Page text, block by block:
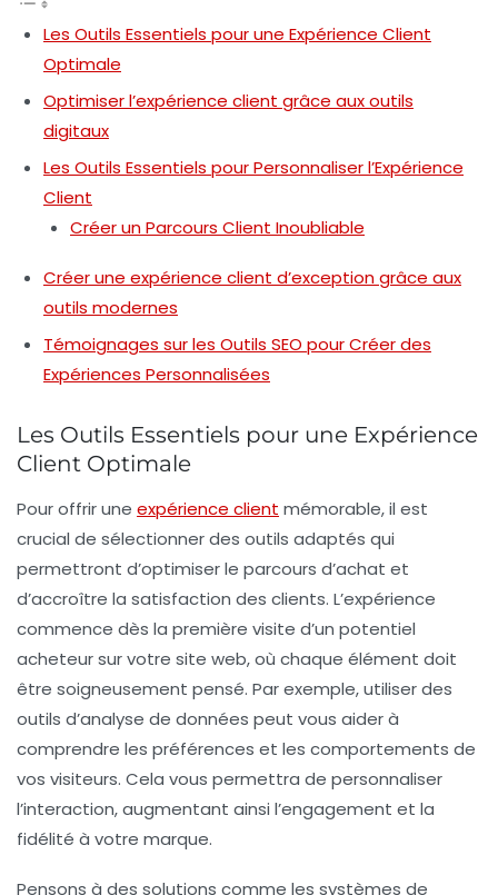
Les Outils Essentiels pour une Expérience Client
Optimale
Optimiser l’expérience client grâce aux outils
digitaux
Les Outils Essentiels pour Personnaliser l’Expérience
Client
Créer un Parcours Client Inoubliable
Créer une expérience client d’exception grâce aux
outils modernes
Témoignages sur les Outils SEO pour Créer des
Expériences Personnalisées
Les Outils Essentiels pour une Expérience
Client Optimale
Pour offrir une expérience client mémorable, il est
crucial de sélectionner des outils adaptés qui
permettront d’optimiser le parcours d’achat et
d’accroître la satisfaction des clients. L’expérience
commence dès la première visite d’un potentiel
acheteur sur votre site web, où chaque élément doit
être soigneusement pensé. Par exemple, utiliser des
outils d’analyse de données peut vous aider à
comprendre les préférences et les comportements de
vos visiteurs. Cela vous permettra de personnaliser
l’interaction, augmentant ainsi l’engagement et la
fidélité à votre marque.
Pensons à des solutions comme les systèmes de